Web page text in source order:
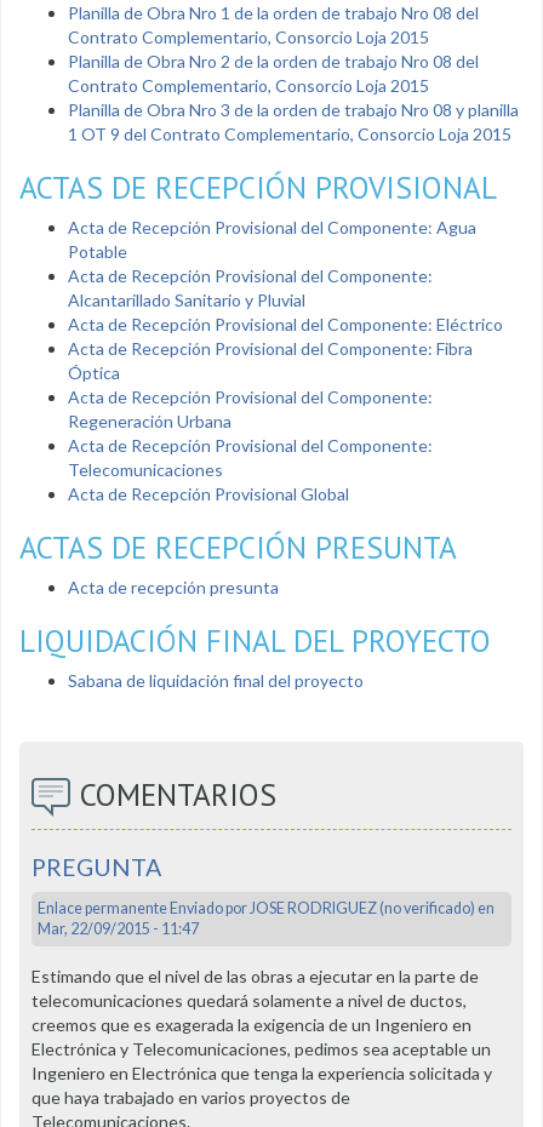
Planilla de Obra Nro 1 de la orden de trabajo Nro 08 del
Contrato Complementario, Consorcio Loja 2015
Planilla de Obra Nro 2 de la orden de trabajo Nro 08 del
Contrato Complementario, Consorcio Loja 2015
Planilla de Obra Nro 3 de la orden de trabajo Nro 08 y planilla
1 OT 9 del Contrato Complementario, Consorcio Loja 2015
ACTAS DE RECEPCIÓN PROVISIONAL
Acta de Recepción Provisional del Componente: Agua
Potable
Acta de Recepción Provisional del Componente:
Alcantarillado Sanitario y Pluvial
Acta de Recepción Provisional del Componente: Eléctrico
Acta de Recepción Provisional del Componente: Fibra
Óptica
Acta de Recepción Provisional del Componente:
Regeneración Urbana
Acta de Recepción Provisional del Componente:
Telecomunicaciones
Acta de Recepción Provisional Global
ACTAS DE RECEPCIÓN PRESUNTA
Acta de recepción presunta
LIQUIDACIÓN FINAL DEL PROYECTO
Sabana de liquidación final del proyecto
COMENTARIOS
PREGUNTA
Enlace permanente Enviado porJOSE RODRIGUEZ (no verificado) en
Mar, 22/09/2015 - 11:47
Estimando que el nivel de las obras a ejecutar en la parte de
telecomunicaciones quedará solamente a nivel de ductos,
creemos que es exagerada la exigencia de un Ingeniero en
Electrónica y Telecomunicaciones, pedimos sea aceptable un
Ingeniero en Electrónica que tenga la experiencia solicitada y
que haya trabajado en varios proyectos de
Telecomunicaciones.